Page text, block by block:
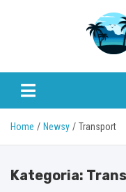
Home Newsy Transport
Kategoria: